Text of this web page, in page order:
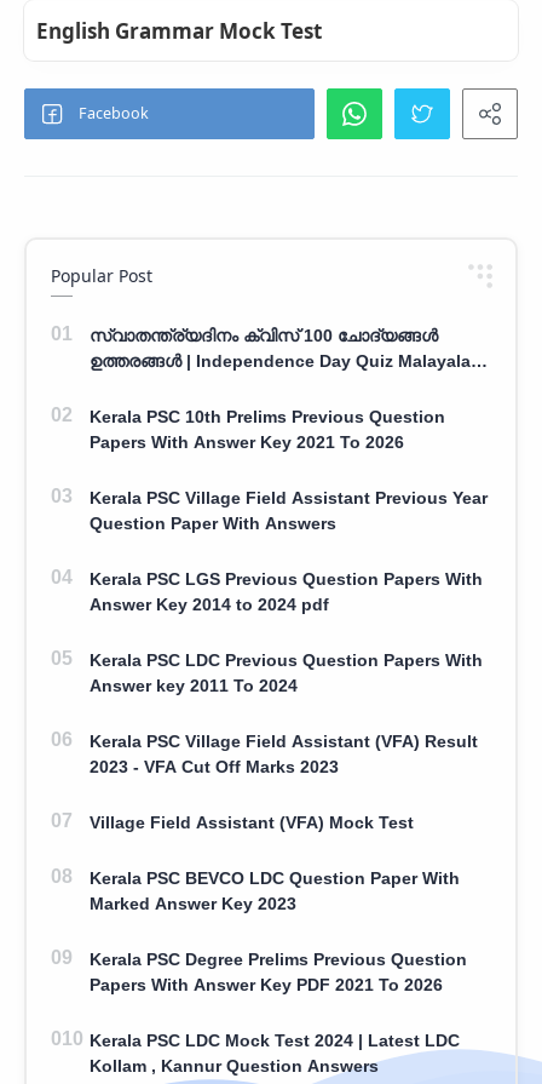
English Grammar Mock Test
Popular Post
സ്വാതന്ത്ര്യദിനം ക്വിസ് 100 ചോദ്യങ്ങൾ
ഉത്തരങ്ങൾ | Independence Day Quiz Malayalam
Kerala PSC 10th Prelims Previous Question
Papers With Answer Key 2021 To 2026
Kerala PSC Village Field Assistant Previous Year
Question Paper With Answers
Kerala PSC LGS Previous Question Papers With
Answer Key 2014 to 2024 pdf
Kerala PSC LDC Previous Question Papers With
Answer key 2011 To 2024
Kerala PSC Village Field Assistant (VFA) Result
2023 - VFA Cut Off Marks 2023
Village Field Assistant (VFA) Mock Test
Kerala PSC BEVCO LDC Question Paper With
Marked Answer Key 2023
Kerala PSC Degree Prelims Previous Question
Papers With Answer Key PDF 2021 To 2026
Kerala PSC LDC Mock Test 2024 | Latest LDC
Kollam , Kannur Question Answers